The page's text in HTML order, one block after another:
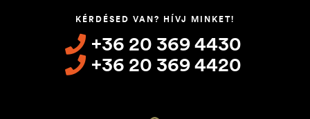
KÉRDÉSED VAN? HÍVJ MINKET!
+36 20 369 4430
+36 20 369 4420